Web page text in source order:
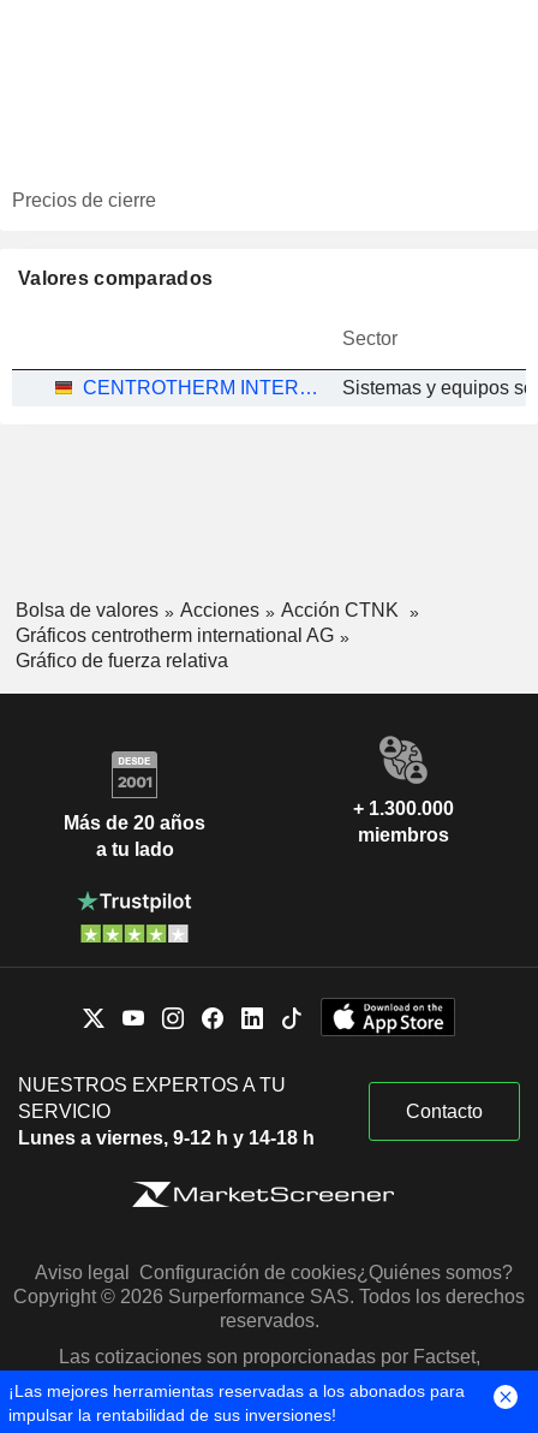
Precios de cierre
Valores comparados
Sector
CENTROTHERM INTERNATIONAL AG
Bolsa de valores Acciones
Acción CTNK
Gráficos centrotherm international AG
Gráfico de fuerza relativa
Más de 20 años
a tu lado
+ 1.300.000
miembros
NUESTROS EXPERTOS A TU
SERVICIO
Lunes a viernes, 9-12 h y 14-18 h
Contacto
Aviso legal Configuración de cookies¿Quiénes somos?
Copyright © 2026 Surperformance SAS. Todos los derechos
reservados.
Las cotizaciones son proporcionadas por Factset,
Morningstar y S&P Capital IQ
¡Las mejores herramientas reservadas a los abonados para
impulsar la rentabilidad de sus inversiones!